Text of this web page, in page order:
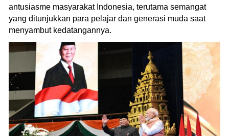
antusiasme masyarakat Indonesia, terutama semangat
yang ditunjukkan para pelajar dan generasi muda saat
menyambut kedatangannya.